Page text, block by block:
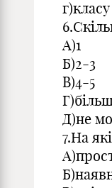
А)1
Б)2-3
В)4-5
Д)не
7.На